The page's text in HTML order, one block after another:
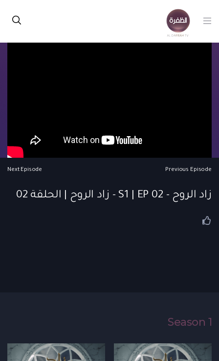
Previous Episode
Next Episode
زاد الروح - S1 | EP 02 - زاد الروح | الحلقة 02
Season 1